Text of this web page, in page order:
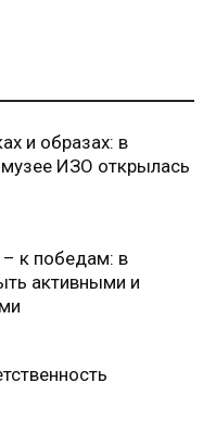
и образах: в
ИЗО открылась
– к победам: в
активными и